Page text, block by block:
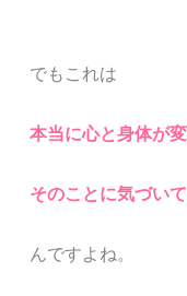
でもこれは
本当に心と身体が
そのことに気づい
んですよね。